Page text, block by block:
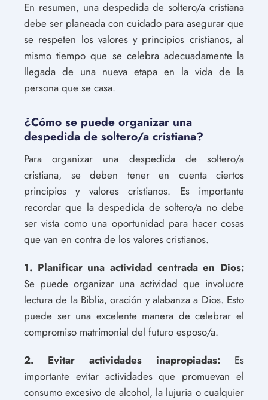
En resumen, una despedida de soltero/a cristiana
debe ser planeada con cuidado para asegurar que
se respeten los valores y principios cristianos, al
mismo tiempo que se celebra adecuadamente la
llegada de una nueva etapa en la vida de la
persona que se casa.
¿Cómo se puede organizar una
despedida de soltero/a cristiana?
Para organizar una despedida de soltero/a
cristiana, se deben tener en cuenta ciertos
principios y valores cristianos. Es importante
recordar que la despedida de soltero/a no debe
ser vista como una oportunidad para hacer cosas
que van en contra de los valores cristianos.
1. Planificar una actividad centrada en Dios:
Se puede organizar una actividad que involucre
lectura de la Biblia, oración y alabanza a Dios. Esto
puede ser una excelente manera de celebrar el
compromiso matrimonial del futuro esposo/a.
2. Evitar actividades inapropiadas: Es
importante evitar actividades que promuevan el
consumo excesivo de alcohol, la lujuria o cualquier